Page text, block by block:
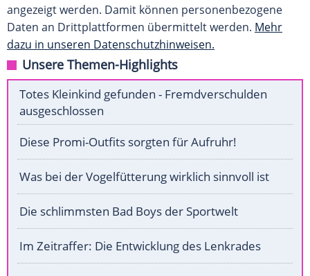
angezeigt werden. Damit können personenbezogene
Daten an Drittplattformen übermittelt werden. Mehr
dazu in unseren Datenschutzhinweisen.
Unsere Themen-Highlights
Totes Kleinkind gefunden - Fremdverschulden
ausgeschlossen
Diese Promi-Outfits sorgten für Aufruhr!
Was bei der Vogelfütterung wirklich sinnvoll ist
Die schlimmsten Bad Boys der Sportwelt
Im Zeitraffer: Die Entwicklung des Lenkrades